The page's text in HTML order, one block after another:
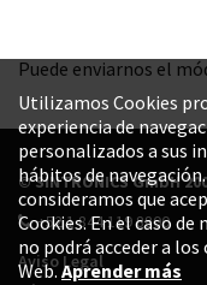
Puede enviarnos el
© SINTRONICS GmbH
+52 1 844 119 8800
Aviso Legal
Utilizamos Cookies
experiencia de
personalizados a sus
hábitos de
consideramos que
Cookies. En el caso
no podrá acceder a
Web.Aprender más